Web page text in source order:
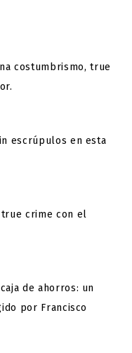
costumbrismo,true
escrúpulos en esta
true crime con el
de ahorros: un
por Francisco